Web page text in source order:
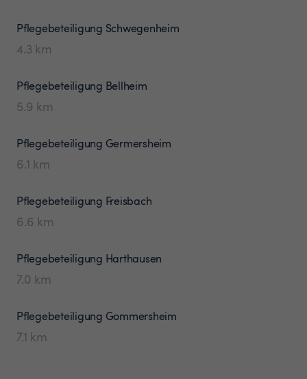
Pflegebeteiligung Schwegenheim
4.3 km
Pflegebeteiligung Bellheim
5.9 km
Pflegebeteiligung Germersheim
6.1 km
Pflegebeteiligung Freisbach
6.6 km
Pflegebeteiligung Harthausen
7.0 km
Pflegebeteiligung Gommersheim
7.1 km